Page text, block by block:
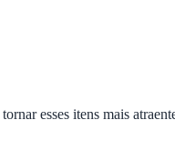
esses itens mais